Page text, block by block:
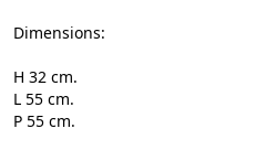
Dimensions:
H 32 cm.
L 55 cm.
P 55 cm.